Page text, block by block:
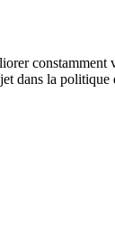
dans la politique